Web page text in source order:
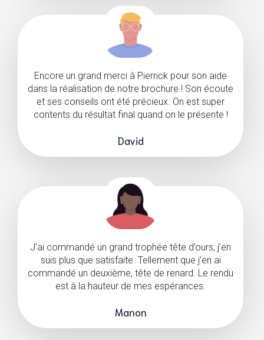
Encore un grand merci à Pierrick pour son aide
dans la réalisation de notre brochure ! Son écoute
et ses conseils ont été précieux. On est super
contents du résultat final quand on le présente !
David
J’ai commandé un grand trophée tête d’ours, j’en
suis plus que satisfaite. Tellement que j’en ai
commandé un deuxième, tête de renard. Le rendu
est à la hauteur de mes espérances.
Manon